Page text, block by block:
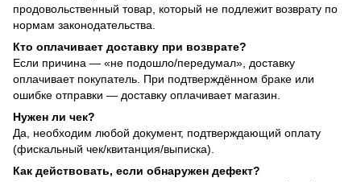
продовольственный товар, который не подлежит возврату по
нормам законодательства.
Кто оплачивает доставку при возврате?
Если причина — «не подошло/передумал», доставку
оплачивает покупатель. При подтверждённом браке или
ошибке отправки — доставку оплачивает магазин.
Нужен ли чек?
Да, необходим любой документ, подтверждающий оплату
(фискальный чек/квитанция/выписка).
Как действовать, если обнаружен дефект?